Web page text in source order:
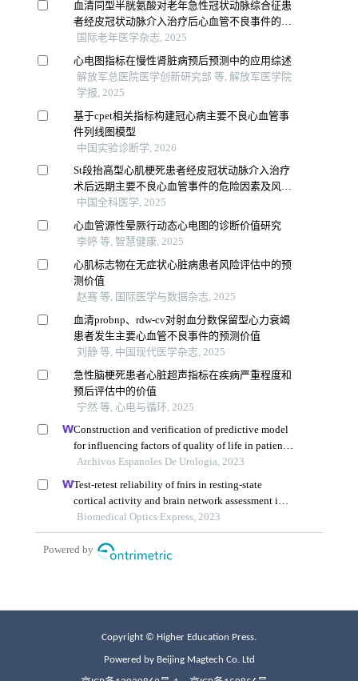
Copyright © Higher Education Press.
Powered by Beijing Magtech Co. Ltd